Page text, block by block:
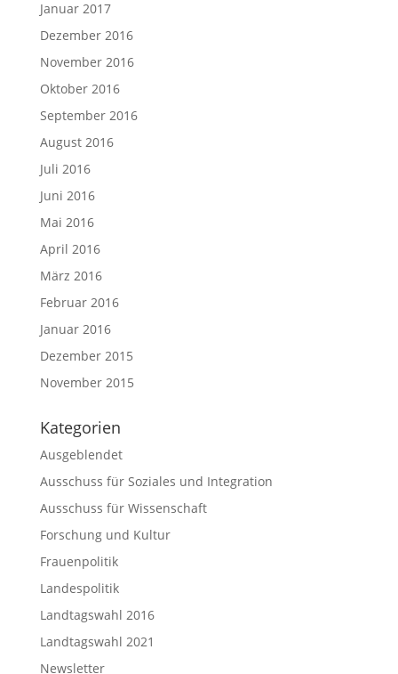
Januar 2017
Dezember 2016
November 2016
Oktober 2016
September 2016
August 2016
Juli 2016
Juni 2016
Mai 2016
April 2016
März 2016
Februar 2016
Januar 2016
Dezember 2015
November 2015
Kategorien
Ausgeblendet
Ausschuss für Soziales und Integration
Ausschuss für Wissenschaft
Forschung und Kultur
Frauenpolitik
Landespolitik
Landtagswahl 2016
Landtagswahl 2021
Newsletter